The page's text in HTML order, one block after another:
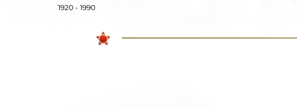
1920 - 1990